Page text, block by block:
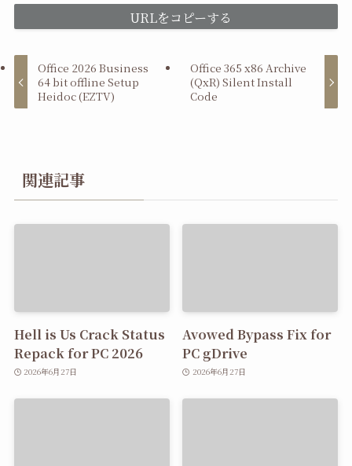
URLをコピーする
Office 2026 Business
64 bit offline Setup
Heidoc (EZTV)
Office 365 x86 Archive
(QxR) Silent Install
Code
関連記事
Hell is Us Crack Status
Repack for PC 2026
2026年6月27日
Avowed Bypass Fix for
PC gDrive
2026年6月27日